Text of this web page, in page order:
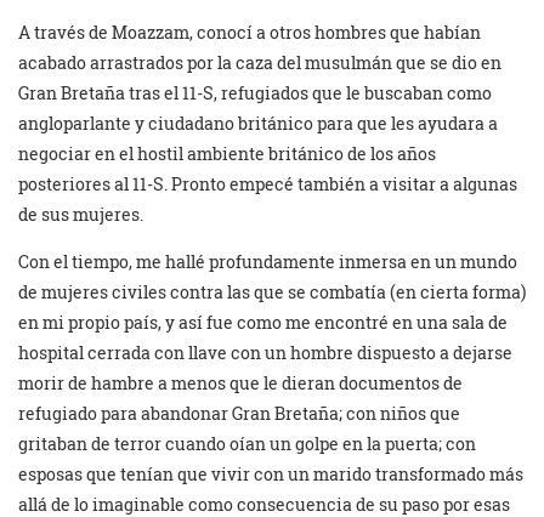
A través de Moazzam, conocí a otros hombres que habían
acabado arrastrados por la caza del musulmán que se dio en
Gran Bretaña tras el 11-S, refugiados que le buscaban como
angloparlante y ciudadano británico para que les ayudara a
negociar en el hostil ambiente británico de los años
posteriores al 11-S. Pronto empecé también a visitar a algunas
de sus mujeres.
Con el tiempo, me hallé profundamente inmersa en un mundo
de mujeres civiles contra las que se combatía (en cierta forma)
en mi propio país, y así fue como me encontré en una sala de
hospital cerrada con llave con un hombre dispuesto a dejarse
morir de hambre a menos que le dieran documentos de
refugiado para abandonar Gran Bretaña; con niños que
gritaban de terror cuando oían un golpe en la puerta; con
esposas que tenían que vivir con un marido transformado más
allá de lo imaginable como consecuencia de su paso por esas